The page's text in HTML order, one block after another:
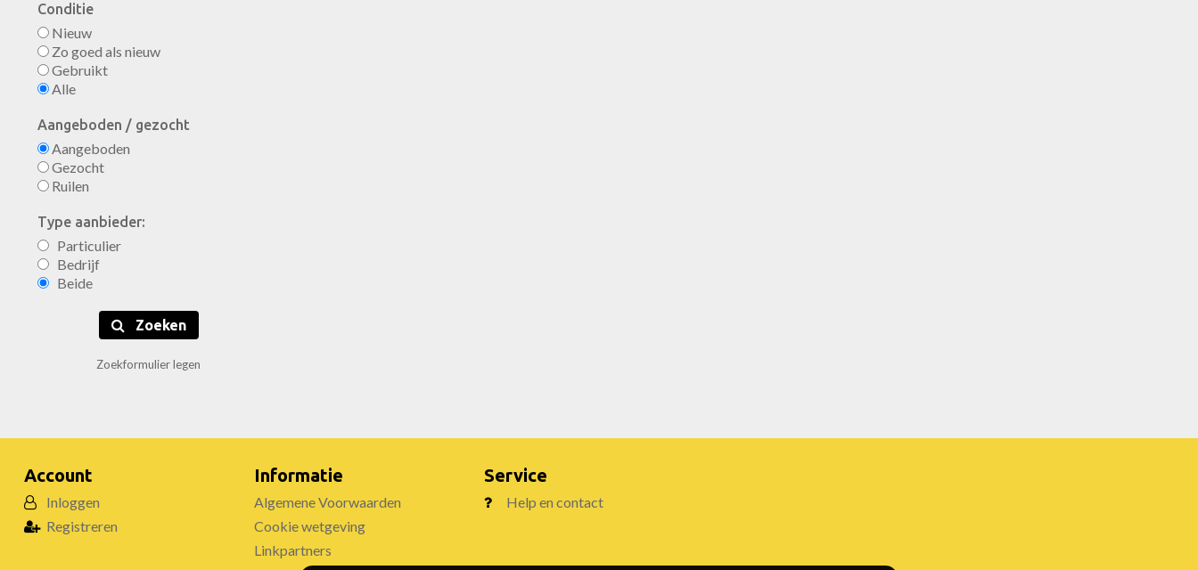
Conditie
Nieuw
Zo goed als nieuw
Gebruikt
Alle
Aangeboden / gezocht
Aangeboden
Gezocht
Ruilen
Type aanbieder:
Particulier
Bedrijf
Beide
Zoeken
Zoekformulier legen
Account
Inloggen
Registreren
Informatie
Algemene Voorwaarden
Cookie wetgeving
Linkpartners
Service
Help en contact